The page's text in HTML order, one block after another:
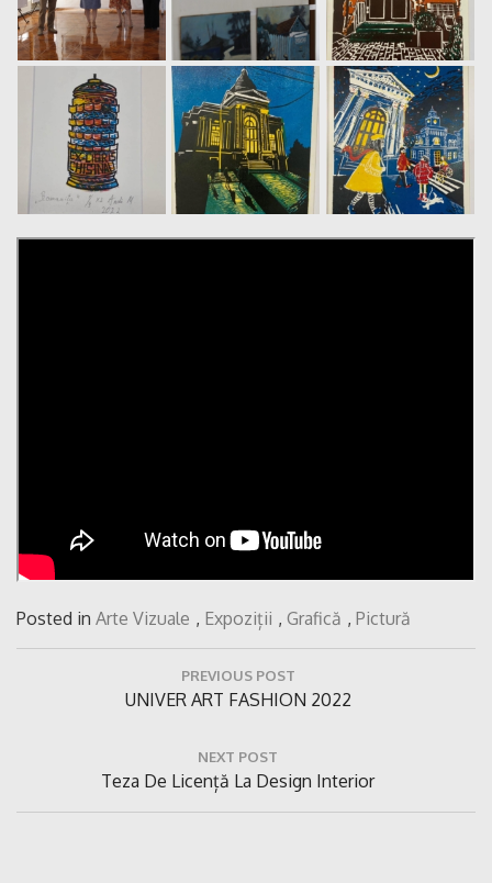
Posted in Arte Vizuale , Expoziții , Grafică , Pictură
PREVIOUS POST
Previous
UNIVER ART FASHION 2022
NEXT POST
Next
Post:
Teza De Licență La Design Interior